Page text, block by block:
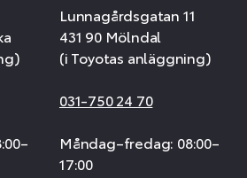
Lunnagårdsgatan 11
431 90 Mölndal
(i Toyotas anläggning)
031-750 24 70
Måndag–fredag: 08:00–
17:00